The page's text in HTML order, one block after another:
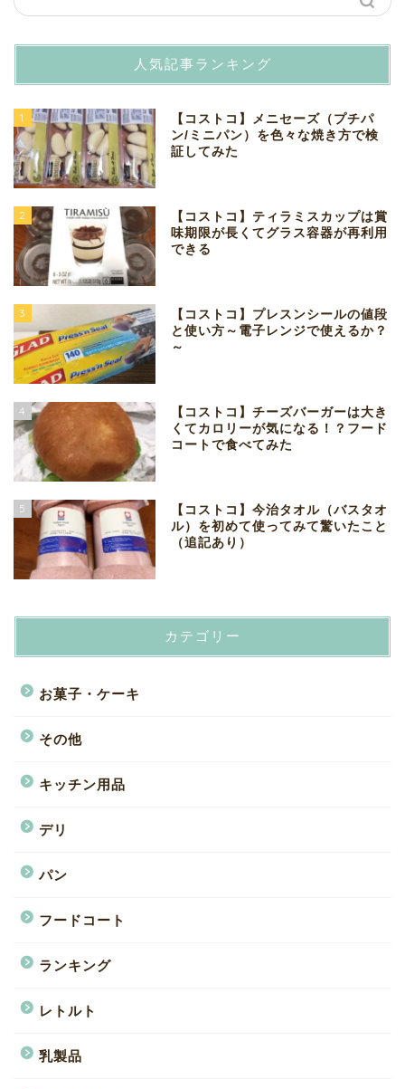
人気記事ランキング
1
【コストコ】メニセーズ（プチパ
ン/ミニパン）を色々な焼き方で検
証してみた
2
【コストコ】ティラミスカップは賞
味期限が長くてグラス容器が再利用
できる
3
【コストコ】プレスンシールの値段
と使い方～電子レンジで使えるか？
～
4
【コストコ】チーズバーガーは大き
くてカロリーが気になる！？フード
コートで食べてみた
5
【コストコ】今治タオル（バスタオ
ル）を初めて使ってみて驚いたこと
（追記あり）
カテゴリー
お菓子・ケーキ
その他
キッチン用品
デリ
パン
フードコート
ランキング
レトルト
乳製品